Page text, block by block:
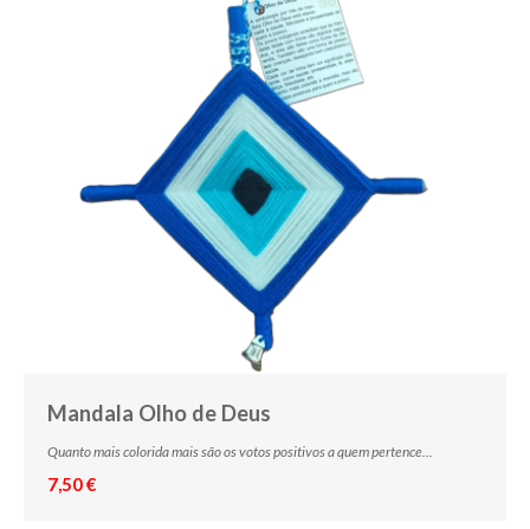
Mandala Olho de Deus
Quanto mais colorida mais são os votos positivos a quem pertence...
7,50 €